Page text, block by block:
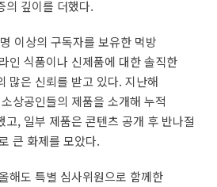
의 깊이를 더했다.
이상의 구독자를 보유한 먹방
인 식품이나 신제품에 대한 솔직한
많은 신뢰를 받고 있다. 지난해
상공인들의 제품을 소개해 누적
, 일부 제품은 콘텐츠 공개 후 반나절
큰 화제를 모았다.
해도 특별 심사위원으로 함께한